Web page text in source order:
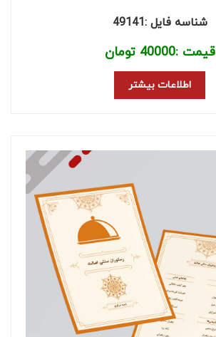
شناسه فایل :49141
قیمت :40000 تومان
اطلاعات بیشتر